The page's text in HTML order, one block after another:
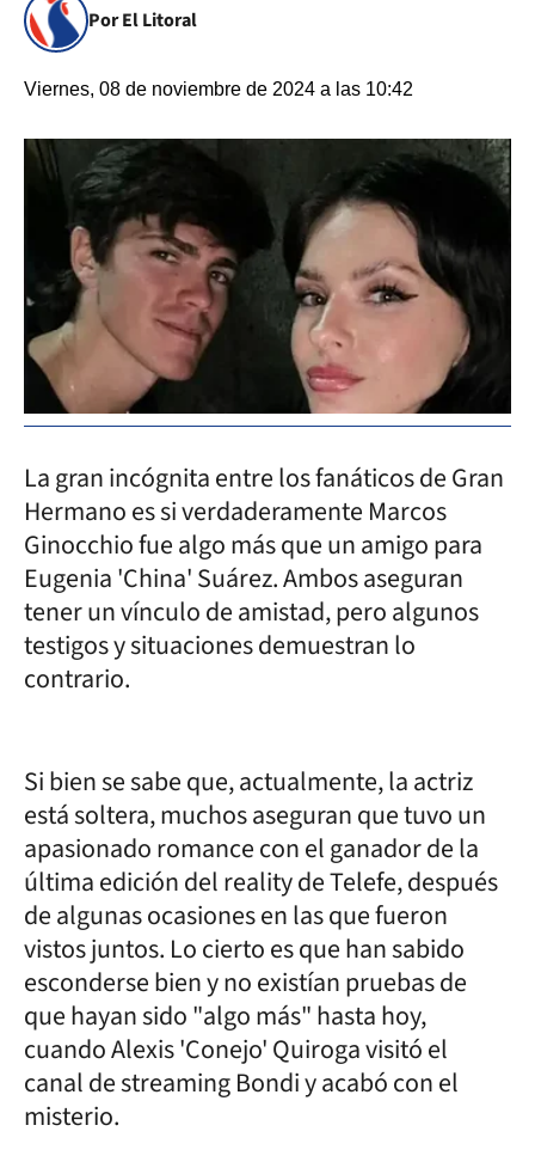
Por El Litoral
Viernes, 08 de noviembre de 2024 a las 10:42
La gran incógnita entre los fanáticos de Gran
Hermano es si verdaderamente Marcos
Ginocchio fue algo más que un amigo para
Eugenia 'China' Suárez. Ambos aseguran
tener un vínculo de amistad, pero algunos
testigos y situaciones demuestran lo
contrario.
Si bien se sabe que, actualmente, la actriz
está soltera, muchos aseguran que tuvo un
apasionado romance con el ganador de la
última edición del reality de Telefe, después
de algunas ocasiones en las que fueron
vistos juntos. Lo cierto es que han sabido
esconderse bien y no existían pruebas de
que hayan sido "algo más" hasta hoy,
cuando Alexis 'Conejo' Quiroga visitó el
canal de streaming Bondi y acabó con el
misterio.